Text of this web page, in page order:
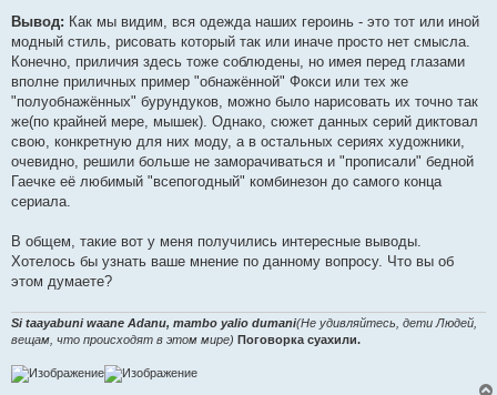
Вывод: Как мы видим, вся одежда наших героинь - это тот или иной
модный стиль, рисовать который так или иначе просто нет смысла.
Конечно, приличия здесь тоже соблюдены, но имея перед глазами
вполне приличных пример "обнажённой" Фокси или тех же
"полуобнажённых" бурундуков, можно было нарисовать их точно так
же(по крайней мере, мышек). Однако, сюжет данных серий диктовал
свою, конкретную для них моду, а в остальных сериях художники,
очевидно, решили больше не заморачиваться и "прописали" бедной
Гаечке её любимый "всепогодный" комбинезон до самого конца
сериала.
В общем, такие вот у меня получились интересные выводы.
Хотелось бы узнать ваше мнение по данному вопросу. Что вы об
этом думаете?
Si taayabuni waane Adanu, mambo yalio dumani(Не удивляйтесь, дети Людей,
вещам, что происходят в этом мире) Поговорка суахили.